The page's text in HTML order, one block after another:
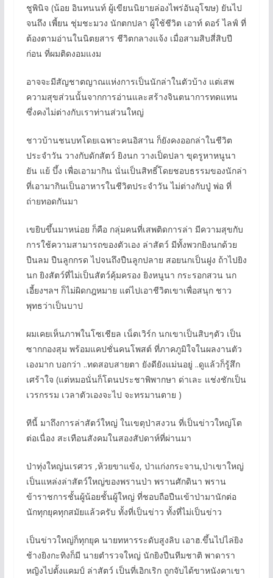
ชูพินิจ (น้อย อินทนนท์ ผู้เขียนนิยายล่องไพร่อันอุโฆษ) ยันไป
จนถึง เพี้ยน ชุ่มชะมวง นักตกปลา ผู้ใช้ชีวิต เอาท์ ดอร์ ไลฟ์ ที่
ต้องตามอ่านในนิตยสาร ชีวิตกลางแจ้ง เมื่อสามสิบสี่สิบปี
ก่อน ที่ผมติดงอมแงม
อาจจะมีสัญชาตญาณแห่งการเป็นนักล่าในตัวบ้าง แต่เสพ
ความสุขส่วนนั้นจากการอ่านและสร้างจินตนาการทดแทน
ซึ่งคงไม่ต่างกับเราท่านส่วนใหญ่
ชาวบ้านชนบทโดยเฉพาะคนอิสาน ก็ยังคงออกล่าในชีวิต
ประจำวัน วางกับดักสัตว์ ยิงนก วางเป็ดปลา ขุดรูหาหนูนา
ยัน แย้ บึ้ง เพื่อเอามากิน นั่นเป็นสิทธิ์โดยชอบธรรมของนักล่า
ที่เอามากินเป็นอาหารในชีวิตประจำวัน ไม่ต่างกับปู่ พ่อ ที่
ถ่ายทอดกันมา
เขยิบขึ้นมาหน่อย ก็คือ กลุ่มคนที่เสพติดการล่า มีความสุขกับ
การใช้ความสามารถของตัวเอง ล่าสัตว์ มีทั้งพวกยิงนกด้วย
ปืนลม ปืนลูกกรด ไปจนถึงปืนลูกปลาย สอยนกเป็นฝูง ถ้าไปยิง
นก ยิงสัตว์ที่ไม่เป็นสัตว์คุ้มครอง ยิงหนูนา กระรอกสวน นก
เอี้ยงฯลฯ ก็ไม่ผิดกฎหมาย แต่ไปเอาชีวิตเขาเพื่อสนุก ชาว
พุทธว่าเป็นบาป
ผมเคยเห็นภาพในโซเชียล เน็ตเวิร์ก นกเขาเป็นสิบๆตัว เป็น
ซากกองสุม พร้อมแคปชั่นคนโพสต์ ที่ภาคภูมิใจในผลงานตัว
เองมาก บอกว่า ..ทดสอบสายตา ยังดียังแม่นอยู่ ..ดูแล้วก็รู้สึก
เศร้าใจ (แต่หมอนั่นก็โดนประชาพิพากษา ด่าเละ แช่งชักเป็น
เวรกรรม เวลาตัวเองจะไป จะทรมานตาย )
ทีนี้ มาถึงการล่าสัตว์ใหญ่ ในเขตุป่าสงวน ที่เป็นข่าวใหญ่โต
ต่อเนื่อง สะเทือนสังคมในสองสัปดาห์ที่ผ่านมา
ป่าทุ่งใหญ่นเรศวร ,ห้วยขาแข้ง, ป่าแก่งกระจาน,ป่าเขาใหญ่
เป็นแหล่งล่าสัตว์ใหญ่ของพรานป่า พรานศักดินา พราน
ข้าราชการชั้นผู้น้อยชั้นผู้ใหญ่ ที่ชอบถือปืนเข้าป่ามานักต่อ
นักทุกยุคทุกสมัยแล้วครับ ทั้งที่เป็นข่าว ทั้งที่ไม่เป็นข่าว
เป็นข่าวใหญ่ก็ทุกยุค นายทหารระดับสูงลิบ เอาฮ.ขึ้นไปไล่ยิง
ช้างยิงกะทิงก็มี นายตำรวจใหญ่ นักยิงปืนทีมชาติ พาดารา
หญิงไปตั้งแคมป์ ล่าสัตว์ เป็นที่เอิกเริก ถูกจับได้ขาหนังคาเขา